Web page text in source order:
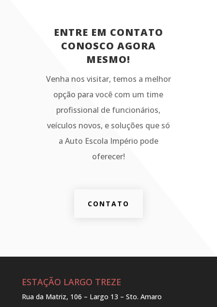
ENTRE EM CONTATO
CONOSCO AGORA
MESMO!
Venha nos visitar, temos a melhor
opção para você com um time
profissional de funcionários,
veículos novos, e soluções que só
a Auto Escola Império pode
oferecer!
CONTATO
ESTAÇÃO LARGO TREZE
Rua da Matriz, 106 – Largo 13 – Sto. Amaro